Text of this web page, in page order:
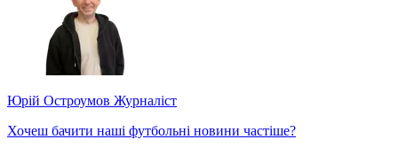
Юрій Остроумов Журналіст
Хочеш бачити наші футбольні новини частіше?